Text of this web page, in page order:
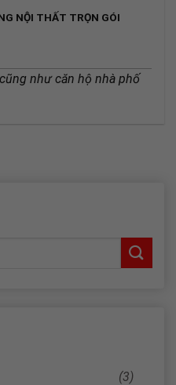
NỘI THẤT TRỌN GÓI
như căn hộ nhà phố
(3)